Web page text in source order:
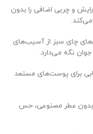
و چربی اضافی را بدون
چای سبز از آسیب‌های
برای پوست‌های مستعد
بدون عطر مصنوعی، حس